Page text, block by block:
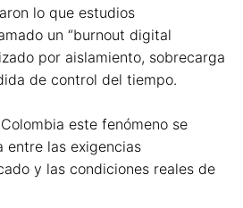
lo que estudios
un “burnout digital
por aislamiento, sobrecarga
de control del tiempo.
este fenómeno se
entre las exigencias
y las condiciones reales de